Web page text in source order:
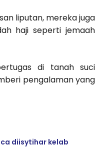
liputan, mereka juga
haji seperti jemaah
di tanah suci
pengalaman yang
diisytihar kelab